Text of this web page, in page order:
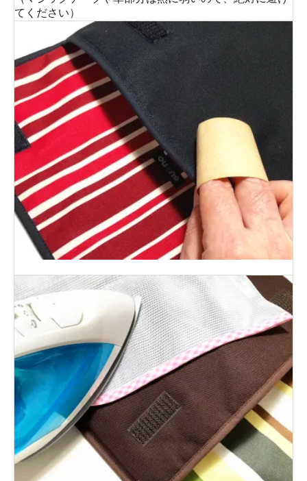
てください）